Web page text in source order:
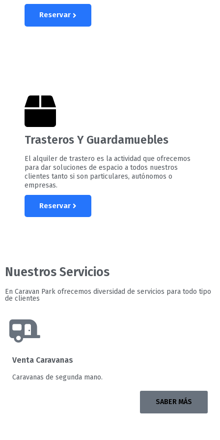
Reservar
Trasteros Y Guardamuebles
El alquiler de trastero es la actividad que ofrecemos
para dar soluciones de espacio a todos nuestros
clientes tanto si son particulares, autónomos o
empresas.
Reservar
Nuestros Servicios
En Caravan Park ofrecemos diversidad de servicios para todo tipo
de clientes
Venta Caravanas
Caravanas de segunda mano.
SABER MÁS